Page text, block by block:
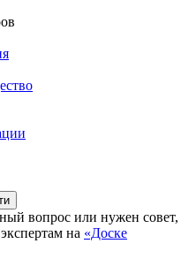
вопрос или нужен совет,
на «Доске